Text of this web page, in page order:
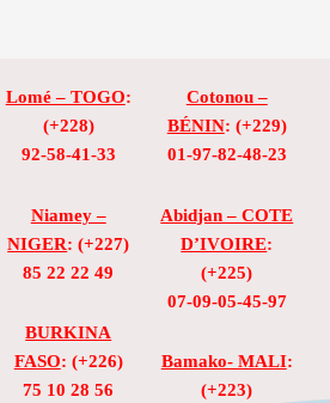
Lomé – TOGO:
(+228)
92-58-41-33
Niamey –
NIGER: (+227)
85 22 22 49
BURKINA
FASO: (+226)
75 10 28 56
Cotonou –
BÉNIN: (+229)
01-97-82-48-23
Abidjan – COTE
D’IVOIRE:
(+225)
07-09-05-45-97
Bamako- MALI:
(+223)